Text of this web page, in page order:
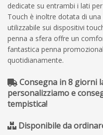
dedicate su entrambi i lati
Touch è inoltre dotata di
utilizzabile sui dispositivi
penna a sfera offre un
fantastica penna
quotidianamente.
Consegna in 8 giorni
personalizziamo e
tempistica!
Disponibile da